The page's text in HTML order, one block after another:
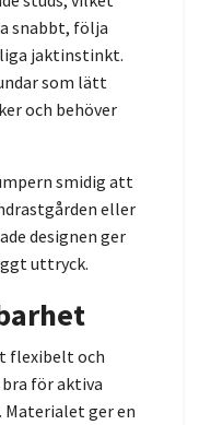
snabbt, följa
jaktinstinkt.
som lätt
och behöver
smidig att
eller
designen ger
uttryck.
flexibelt och
för aktiva
Materialet ger en